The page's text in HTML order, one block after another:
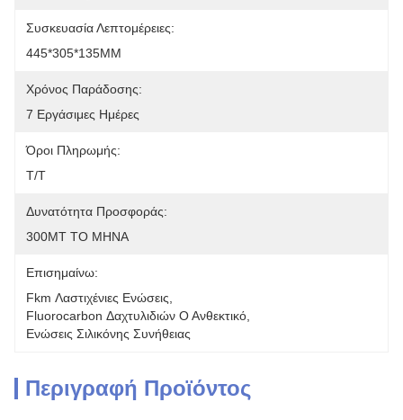
Συσκευασία Λεπτομέρειες:
445*305*135MM
Χρόνος Παράδοσης:
7 Εργάσιμες Ημέρες
Όροι Πληρωμής:
T/T
Δυνατότητα Προσφοράς:
300MT ΤΟ ΜΗΝΑ
Επισημαίνω:
Fkm Λαστιχένιες Ενώσεις
Fluorocarbon Δαχτυλιδιών Ο Ανθεκτικό
Ενώσεις Σιλικόνης Συνήθειας
Περιγραφή Προϊόντος